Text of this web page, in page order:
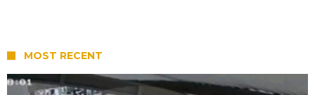
MOST RECENT